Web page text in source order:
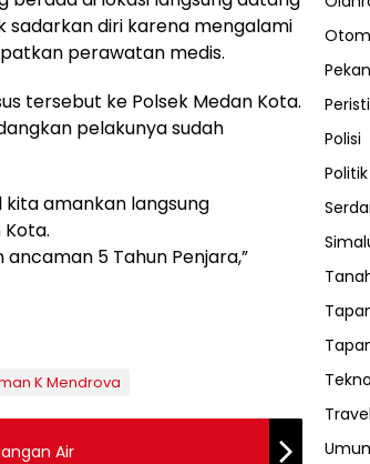
sadarkan diri karena mengalami
perawatan medis.
tersebut ke Polsek Medan Kota.
pelakunya sudah
kita amankan langsung
ancaman 5 Tahun Penjara,”
K Mendrova
Air
Polisi
Politik
Travel